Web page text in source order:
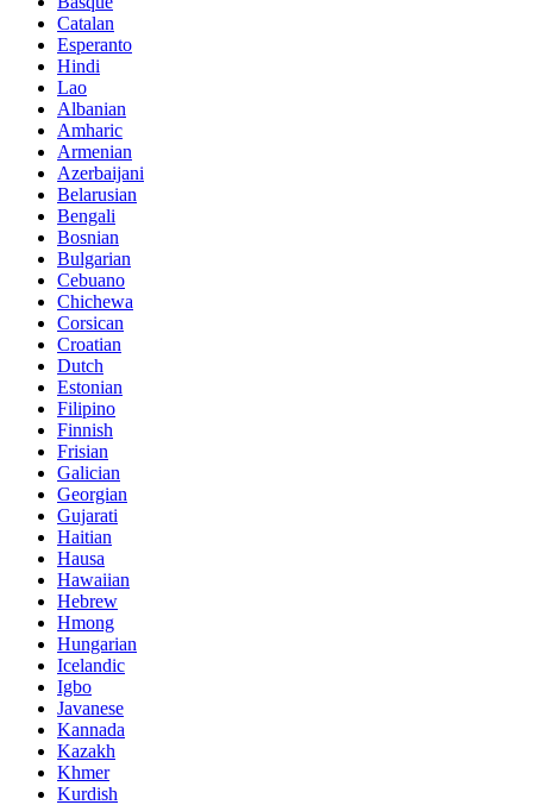
Catalan
Esperanto
Hindi
Lao
Albanian
Amharic
Armenian
Azerbaijani
Belarusian
Bengali
Bosnian
Bulgarian
Cebuano
Chichewa
Corsican
Croatian
Dutch
Estonian
Filipino
Finnish
Frisian
Galician
Georgian
Gujarati
Haitian
Hausa
Hawaiian
Hebrew
Hmong
Hungarian
Icelandic
Igbo
Javanese
Kannada
Kazakh
Khmer
Kurdish